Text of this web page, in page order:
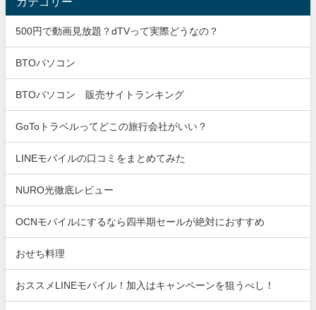
500円で動画見放題？dTVって実際どうなの？
BTOパソコン
BTOパソコン 販売サイトランキング
GoToトラベルってどこの旅行会社がいい？
LINEモバイルの口コミをまとめてみた
NURO光徹底レビュー
OCNモバイルにするなら四半期セールが絶対におすすめ
おせち料理
おススメLINEモバイル！加入はキャンペーンを狙うべし！